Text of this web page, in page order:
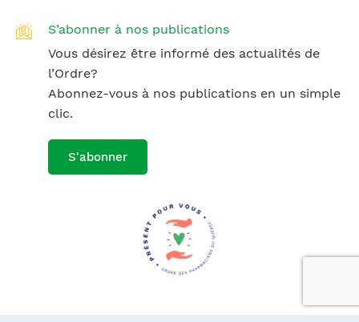
S’abonner à nos publications
Vous désirez être informé des actualités de
l’Ordre?
Abonnez-vous à nos publications en un simple
clic.
S'abonner